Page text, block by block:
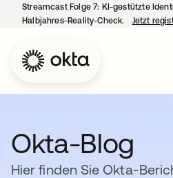
Streamcast Folge 7: KI-gestützte
Halbjahres-Reality-Check.
Jetzt
Okta-Blog
Hier finden Sie Okta-